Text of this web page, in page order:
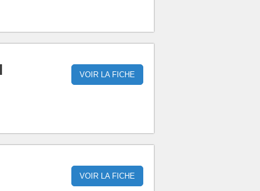
VOIR LA FICHE
VOIR LA FICHE